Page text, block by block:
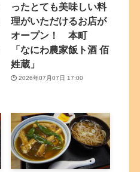
ったとても美味しい料
理がいただけるお店が
オープン！ 本町
「なにわ農家飯ト酒 佰
姓蔵」
2026年07月07日 17:00